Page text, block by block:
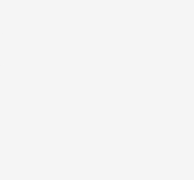
Teilnahme des
Future-Fit beteiligt
HR-Verantwortlichen.
einige
an und erklären,
besonders